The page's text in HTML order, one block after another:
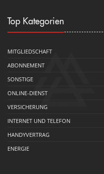
Top Kategorien
MITGLIEDSCHAFT
ABONNEMENT
SONSTIGE
ONLINE-DIENST
VERSICHERUNG
INTERNET UND TELEFON
HANDYVERTRAG
ENERGIE